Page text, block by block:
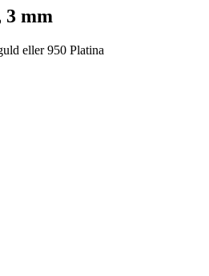
3 mm
eller 950 Platina